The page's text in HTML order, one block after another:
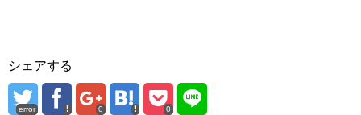
シェアする
error 0 0